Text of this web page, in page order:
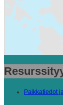
Paikkatiedot